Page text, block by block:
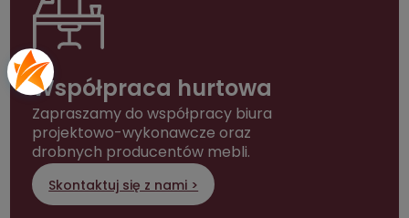
Współpraca hurtowa
Zapraszamy do współpracy biura
projektowo-wykonawcze oraz
drobnych producentów mebli.
Skontaktuj się z nami >